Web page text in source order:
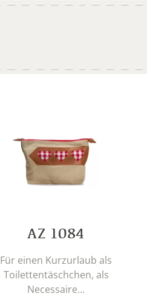
AZ 1084
Für einen Kurzurlaub als
Toilettentäschchen, als
Necessaire...